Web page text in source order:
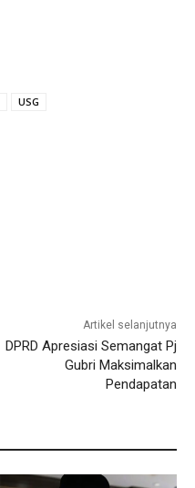
USG
Artikel selanjutnya
DPRD Apresiasi Semangat Pj
Gubri Maksimalkan
Pendapatan